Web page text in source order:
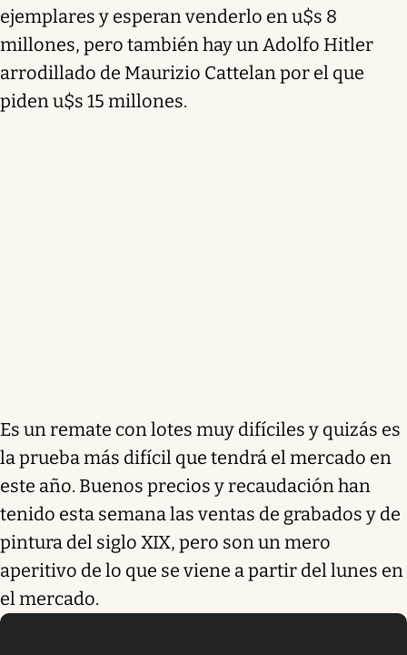
ejemplares y esperan venderlo en u$s 8
millones, pero también hay un Adolfo Hitler
arrodillado de Maurizio Cattelan por el que
piden u$s 15 millones.
Es un remate con lotes muy difíciles y quizás es
la prueba más difícil que tendrá el mercado en
este año. Buenos precios y recaudación han
tenido esta semana las ventas de grabados y de
pintura del siglo XIX, pero son un mero
aperitivo de lo que se viene a partir del lunes en
el mercado.